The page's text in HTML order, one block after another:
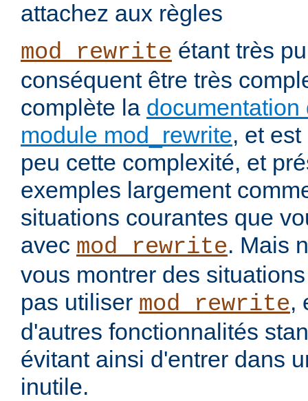
attachez aux règles
mod_rewrite étant très
conséquent être très
complète la documentation
module mod_rewrite, et
peu cette complexité, et
exemples largement
situations courantes que
avec mod_rewrite. Mais
vous montrer des
pas utiliser mod_rewrite,
d'autres fonctionnalités
évitant ainsi d'entrer dans
inutile.